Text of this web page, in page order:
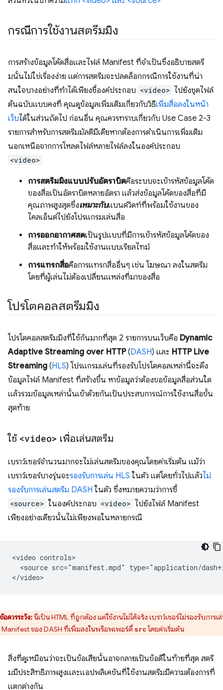
กรณีการใช้งานสตรีมมิง
การสร้างข้อมูลโค้ดสื่อและไฟล์ Manifest ที่จำเป็นซึ่งอธิบายสตรี
มนั้นไม่ใช่เรื่องง่าย แต่การสตรีมจะปลดล็อกกรณีการใช้งานที่น่า
สนใจบางอย่างที่ทำได้เพียงชี้องค์ประกอบ <video> ไปยังชุดไฟล์
ต้นฉบับแบบคงที่ คุณดูข้อมูลเพิ่มเติมเกี่ยวกับวิธีเพิ่มสื่อลงในหน้า
เว็บได้ในส่วนถัดไป ก่อนอื่น คุณควรทราบเกี่ยวกับ Use Case 2-3
รายการสำหรับการสตรีมมัลติมีเดียหากต้องการดำเนินการเพิ่มเติม
นอกเหนือจากการโหลดไฟล์หลายไฟล์ลงในองค์ประกอบ
<video>
การสตรีมมิงแบบปรับอัตราบิตคือระบบจะเข้ารหัสข้อมูลโค้ด
ของสื่อเป็นอัตราบิตหลายอัตรา แล้วส่งข้อมูลโค้ดของสื่อที่มี
คุณภาพสูงสุดซึ่งเหมาะกับแบนด์วิดท์ที่พร้อมใช้งานของ
ไคลเอ็นต์ไปยังโปรแกรมเล่นสื่อ
การออกอากาศสดเป็นรูปแบบที่มีการเข้ารหัสข้อมูลโค้ดของ
สื่อและทำให้พร้อมใช้งานแบบเรียลไทม์
การแทรกสื่อคือการแทรกสื่ออื่นๆ เช่น โฆษณา ลงในสตรีม
โดยที่ผู้เล่นไม่ต้องเปลี่ยนแหล่งที่มาของสื่อ
โปรโตคอลสตรีมมิง
โปรโตคอลสตรีมมิงที่ใช้กันมากที่สุด 2 รายการบนเว็บคือ Dynamic
Adaptive Streaming over HTTP(DASH) และ HTTP Live
Streaming (HLS) โปรแกรมเล่นที่รองรับโปรโตคอลเหล่านี้จะดึง
ข้อมูลไฟล์ Manifest ที่สร้างขึ้น หาข้อมูลว่าต้องขอข้อมูลสื่อส่วนใด
แล้วรวมข้อมูลเหล่านั้นเข้าด้วยกันเป็นประสบการณ์การใช้งานสื่อขั้น
สุดท้าย
ใช้ <video> เพื่อเล่นสตรีม
เบราว์เซอร์จำนวนมากจะไม่เล่นสตรีมของคุณโดยค่าเริ่มต้น แม้ว่า
เบราว์เซอร์บางรุ่นจะรองรับการเล่น HLS ในตัว แต่โดยทั่วไปแล้วไม่
รองรับการเล่นสตรีม DASH ในตัว ซึ่งหมายความว่าการชี้
<source> ในองค์ประกอบ <video> ไปยังไฟล์ Manifest
เพียงอย่างเดียวนั้นไม่เพียงพอในหลายกรณี
<video controls>
<source src="manifest.mpd" type="application/
ข้อควรระวัง:นี่เป็น HTML ที่ถูกต้อง แต่ใช้งานไม่ได้จริง เบราว์เซอร์ไม่รองรับการเ
Manifest ของ DASH ที่เพิ่มลงในพร็อพเพอร์ตี้ srcโดยค่าเริ่มต้น
สิ่งที่ดูเหมือนว่าจะเป็นข้อเสียนั้นอาจกลายเป็นข้อดีในท้ายที่สุด สตรี
มมีประสิทธิภาพสูงและแอปพลิเคชันที่ใช้งานสตรีมมีความต้องการที่
แตกต่างกัน